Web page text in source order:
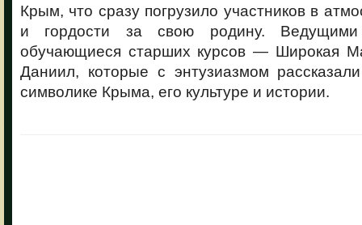
Крым, что сразу погрузило участников в
и гордости за свою родину.
обучающиеся старших курсов — Широкая
Даниил, которые с энтузиазмом
символике Крыма, его культуре и истории.